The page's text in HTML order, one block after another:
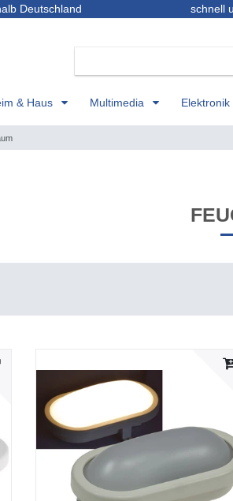
Deutschland schnell
& Haus Multimedia Elektronik